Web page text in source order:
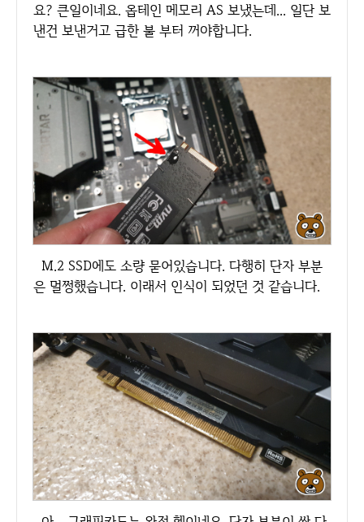
요? 큰일이네요. 옵테인 메모리 AS 보냈는데... 일단 보
낸건 보낸거고 급한 불 부터 꺼야합니다.
M.2 SSD에도 소량 묻어있습니다. 다행히 단자 부분
은 멀쩡했습니다. 이래서 인식이 되었던 것 같습니다.